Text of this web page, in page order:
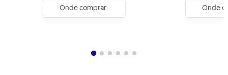
Onde comprar Onde